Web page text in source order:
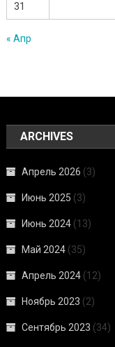
31
« Апр
ARCHIVES
Апрель 2026 (3)
Июнь 2025 (3)
Июнь 2024 (13)
Май 2024 (35)
Апрель 2024 (12)
Ноябрь 2023 (2)
Сентябрь 2023 (34)